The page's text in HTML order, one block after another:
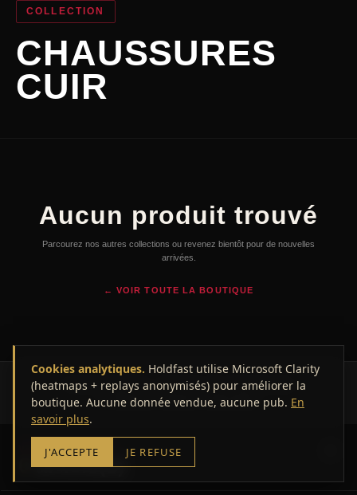
COLLECTION
CHAUSSURES
CUIR
Aucun produit trouvé
Parcourez nos autres collections ou revenez bientôt pour de nouvelles
arrivées.
← VOIR TOUTE LA BOUTIQUE
© 2026 HOLDFAST — Marseille. Tous droits réservés.
CGVMentions légalesConfidentialité
VOTRE PANIER
article(s)
Cookies analytiques. Holdfast utilise Microsoft Clarity
(heatmaps + replays anonymisés) pour améliorer la
boutique. Aucune donnée vendue, aucune pub. En
savoir plus.
J'ACCEPTE JE REFUSE